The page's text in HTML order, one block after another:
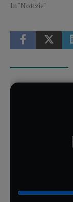
In "Notizie"